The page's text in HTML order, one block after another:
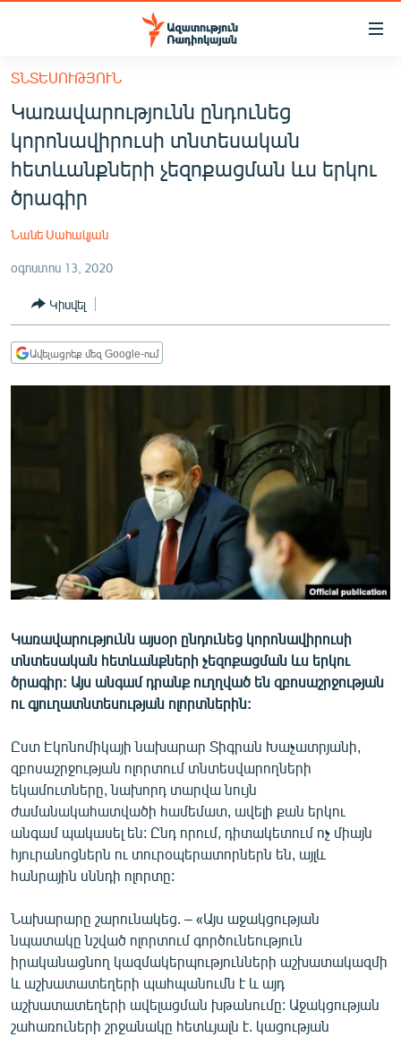
Մատչելիության
հիմնական
բովանդակությանը
Անցնել
հիմնական
մենյուին
Որոնում
ՀԱՅԱՍՏԱՆ
ՔԱՂԱՔԱԿԱՆ
ԸՆՏՐՈՒԹՅՈՒՆՆԵՐ 2026
ՊԱՏԵՐԱԶՄԻ 6 ՇԱԲԱԹՆԵՐԸ
ՏԱՐԱԾԱՇՐՋԱՆ
ՄԵԿՆԱԲԱՆՈՒԹՅՈՒՆ
ՏՏ ԵՒ ԻՆՏԵՐՆԵՏ
ԿՈՐՈՆԱՎԻՐՈՒՍ
ՏԵՍԱՆՅՈՒԹԵՐ
ԲԱՆԱՎԵՃ
ՁԳՏԵԼՈՎ ԼԱՎԱԳՈՒՅՆԻՆ
ՓՈԴՔԱՍԹ
Հայերեն
English
Русский
«Ազատության» բոլոր կայքերը
ՏՆՏԵՍՈՒԹՅՈՒՆ
Կառավարությունն ընդունեց
կորոնավիրուսի տնտեսական
հետևանքների չեզոքացման ևս երկու
ծրագիր
Նանե Սահակյան
օգոստոս 13, 2020
Կիսվել
Ավելացրեք մեզ Google-ում
Կառավարությունն այսօր ընդունեց կորոնավիրուսի
տնտեսական հետևանքների չեզոքացման ևս երկու
ծրագիր: Այս անգամ դրանք ուղղված են զբոսաշրջության
ու գյուղատնտեսության ոլորտներին:
Ըստ Էկոնոմիկայի նախարար Տիգրան Խաչատրյանի,
զբոսաշրջության ոլորտում տնտեսվարողների
եկամուտները, նախորդ տարվա նույն
ժամանակահատվածի համեմատ, ավելի քան երկու
անգամ պակասել են: Ընդ որում, դիտակետում ոչ միայն
հյուրանոցներն ու տուրօպերատորներն են, այլև
հանրային սննդի ոլորտը:
Նախարարը շարունակեց. – «Այս աջակցության
նպատակը նշված ոլորտում գործունեություն
իրականացնող կազմակերպությունների աշխատակազմի
և աշխատատեղերի պահպանումն է և այդ
աշխատատեղերի ավելացման խթանումը: Աջակցության
շահառուների շրջանակը հետևյալն է. կացության